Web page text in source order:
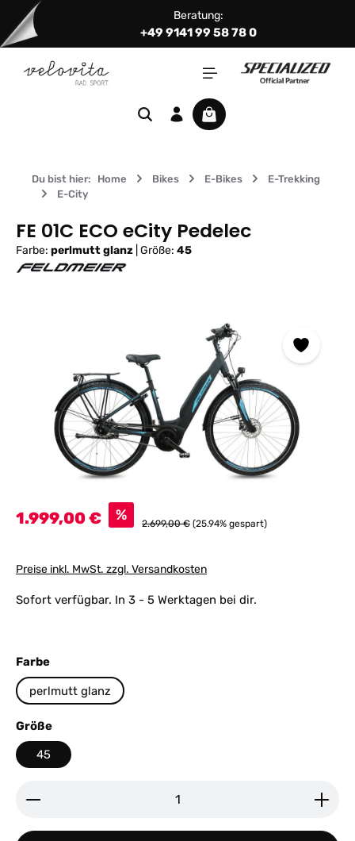
Zum Hauptinhalt springen Beratung:
+49 9141 99 58 78 0
Warenkorb enthält 0
Du bist hier: Home Bikes E-Bikes
E-Trekking
E-City
FE 01C ECO eCity Pedelec
Farbe: perlmutt glanz Größe: 45
Verkaufspreis:
1.999,00 € % Regulärer Preis:
2.699,00 € (25.94% gespart)
Preise inkl. MwSt. zzgl. Versandkosten
Sofort verfügbar. In 3 - 5 Werktagen bei dir.
Farbeauswählen
perlmutt glanz
Größeauswählen
45
Produkt Anzahl: Gib den gewünschten Wert ein